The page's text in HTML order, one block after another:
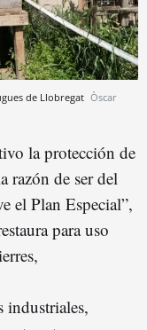
de Llobregat Òscar
la protección de
razón de ser del
el Plan Especial”,
para uso
industriales,